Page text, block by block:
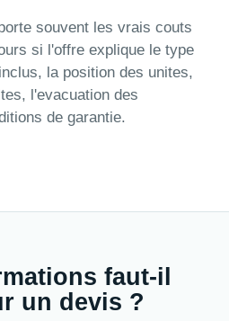
souvent les vrais couts
si l'offre explique le type
la position des unites,
l'evacuation des
de garantie.
faut-il
un devis ?